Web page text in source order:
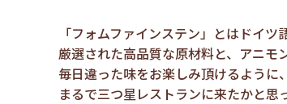
「フォムファインステン」とはドイツ
厳選された高品質な原材料と、アニモ
毎日違った味をお楽しみ頂けるよう
まるで三つ星レストランに来たかと